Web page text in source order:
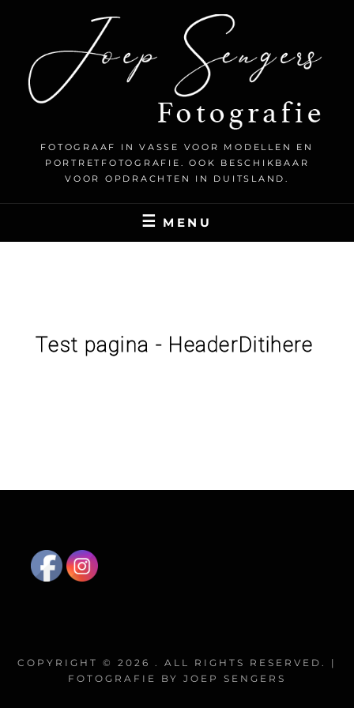
FOTOGRAAF IN VASSE VOOR MODELLEN EN
PORTRETFOTOGRAFIE. OOK BESCHIKBAAR
VOOR OPDRACHTEN IN DUITSLAND.
MENU
Test pagina - HeaderDitihere
COPYRIGHT © 2026 . ALL RIGHTS RESERVED. |
FOTOGRAFIE BY JOEP SENGERS